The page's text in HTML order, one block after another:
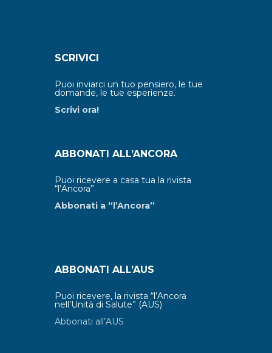
SCRIVICI
Puoi inviarci un tuo pensiero, le tue
domande, le tue esperienze.
Scrivi ora!
ABBONATI ALL’ANCORA
Puoi ricevere a casa tua la rivista
“l’Ancora”
Abbonati a “l’Ancora”
ABBONATI ALL’AUS
Puoi ricevere, la rivista “l’Ancora
nell’Unità di Salute” (AUS)
Abbonati all’AUS